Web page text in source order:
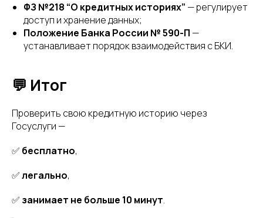
ФЗ №218 “О кредитных историях” — регулирует
доступ и хранение данных;
Положение Банка России № 590-П —
устанавливает порядок взаимодействия с БКИ.
💬 Итог
Проверить свою кредитную историю через
Госуслуги —
✅ бесплатно,
✅легально,
✅ занимает не больше 10 минут.